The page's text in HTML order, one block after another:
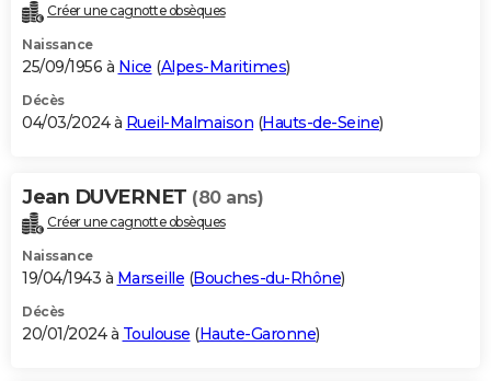
Créer une cagnotte obsèques
Naissance
25/09/1956 à Nice (Alpes-Maritimes)
Décès
04/03/2024 à Rueil-Malmaison (Hauts-de-Seine)
Jean DUVERNET (80 ans)
Créer une cagnotte obsèques
Naissance
19/04/1943 à Marseille (Bouches-du-Rhône)
Décès
20/01/2024 à Toulouse (Haute-Garonne)